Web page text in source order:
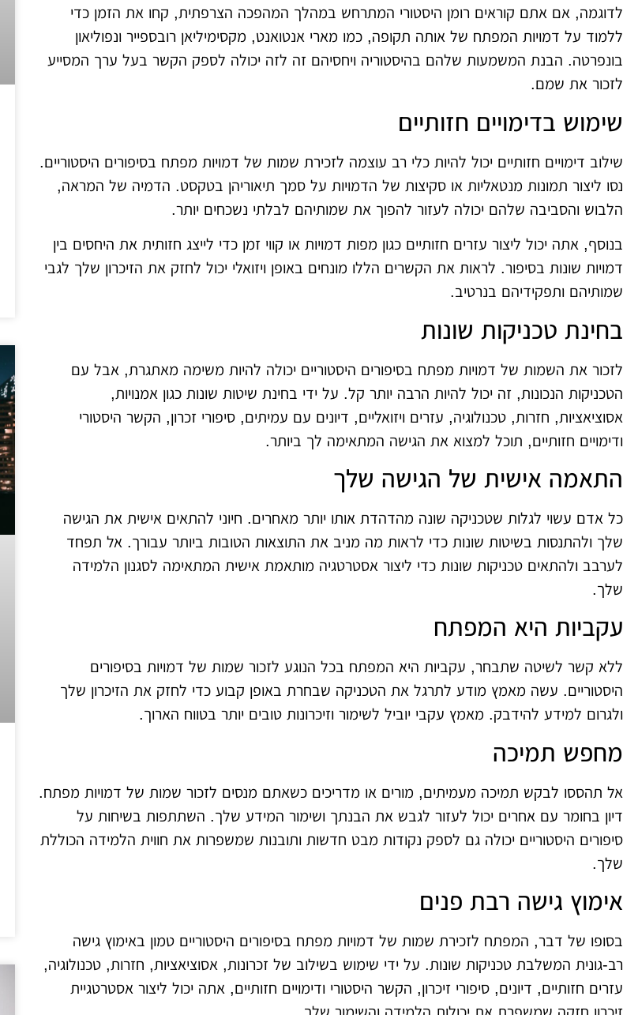
לדוגמה, אם אתם קוראים רומן היסטורי המתרחש במהלך המהפכה הצרפתית, קחו את הזמן כדי
ללמוד על דמויות המפתח של אותה תקופה, כמו מארי אנטואנט, מקסימיליאן רובספייר ונפוליאון
בונפרטה. הבנת המשמעות שלהם בהיסטוריה ויחסיהם זה לזה יכולה לספק הקשר בעל ערך המסייע
לזכור את שמם.
שימוש בדימויים חזותיים
שילוב דימויים חזותיים יכול להיות כלי רב עוצמה לזכירת שמות של דמויות מפתח בסיפורים היסטוריים.
נסו ליצור תמונות מנטאליות או סקיצות של הדמויות על סמך תיאוריהן בטקסט. הדמיה של המראה,
הלבוש והסביבה שלהם יכולה לעזור להפוך את שמותיהם לבלתי נשכחים יותר.
בנוסף, אתה יכול ליצור עזרים חזותיים כגון מפות דמויות או קווי זמן כדי לייצג חזותית את היחסים בין
דמויות שונות בסיפור. לראות את הקשרים הללו מונחים באופן ויזואלי יכול לחזק את הזיכרון שלך לגבי
שמותיהם ותפקידיהם בנרטיב.
בחינת טכניקות שונות
לזכור את השמות של דמויות מפתח בסיפורים היסטוריים יכולה להיות משימה מאתגרת, אבל עם
הטכניקות הנכונות, זה יכול להיות הרבה יותר קל. על ידי בחינת שיטות שונות כגון אמנויות,
אסוציאציות, חזרות, טכנולוגיה, עזרים ויזואליים, דיונים עם עמיתים, סיפורי זכרון, הקשר היסטורי
ודימויים חזותיים, תוכל למצוא את הגישה המתאימה לך ביותר.
התאמה אישית של הגישה שלך
כל אדם עשוי לגלות שטכניקה שונה מהדהדת אותו יותר מאחרים. חיוני להתאים אישית את הגישה
שלך ולהתנסות בשיטות שונות כדי לראות מה מניב את התוצאות הטובות ביותר עבורך. אל תפחד
לערבב ולהתאים טכניקות שונות כדי ליצור אסטרטגיה מותאמת אישית המתאימה לסגנון הלמידה
שלך.
עקביות היא המפתח
ללא קשר לשיטה שתבחר, עקביות היא המפתח בכל הנוגע לזכור שמות של דמויות בסיפורים
היסטוריים. עשה מאמץ מודע לתרגל את הטכניקה שבחרת באופן קבוע כדי לחזק את הזיכרון שלך
ולגרום למידע להידבק. מאמץ עקבי יוביל לשימור וזיכרונות טובים יותר בטווח הארוך.
מחפש תמיכה
אל תהססו לבקש תמיכה מעמיתים, מורים או מדריכים כשאתם מנסים לזכור שמות של דמויות מפתח.
דיון בחומר עם אחרים יכול לעזור לגבש את הבנתך ושימור המידע שלך. השתתפות בשיחות על
סיפורים היסטוריים יכולה גם לספק נקודות מבט חדשות ותובנות שמשפרות את חווית הלמידה הכוללת
שלך.
אימוץ גישה רבת פנים
בסופו של דבר, המפתח לזכירת שמות של דמויות מפתח בסיפורים היסטוריים טמון באימוץ גישה
רב-גונית המשלבת טכניקות שונות. על ידי שימוש בשילוב של זכרונות, אסוציאציות, חזרות, טכנולוגיה,
עזרים חזותיים, דיונים, סיפורי זיכרון, הקשר היסטורי ודימויים חזותיים, אתה יכול ליצור אסטרטגיית